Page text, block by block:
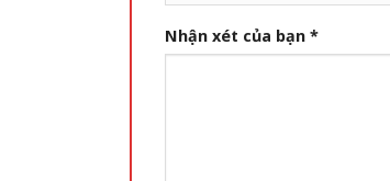
Nhận xét của bạn *